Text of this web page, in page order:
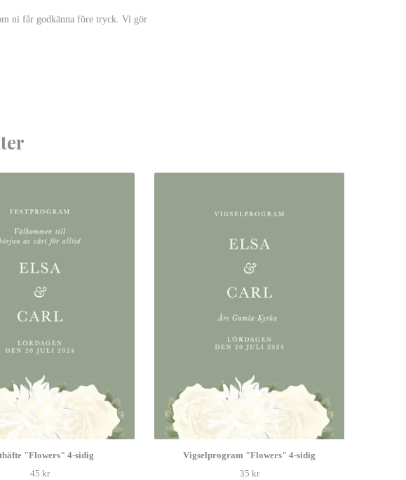
ni får godkänna före tryck. Vi gör
"Flowers" 4-sidig
45 kr
Vigselprogram "Flowers" 4-sidig
35 kr